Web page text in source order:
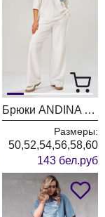
Брюки ANDINA CITY 2036-26 белый
Размеры:
50,52,54,56,58,60
143 бел.руб